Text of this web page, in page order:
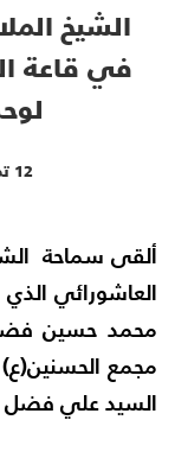
الشيخ
في قاعة
12 تموز 24 - 11:43
ألقى سماحة
العاشورائي
محمد حسين
مجمع
السيد علي فضل